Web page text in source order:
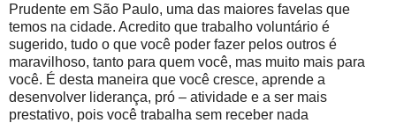
Prudente em São Paulo, uma das maiores favelas que
temos na cidade. Acredito que trabalho voluntário é
sugerido, tudo o que você poder fazer pelos outros é
maravilhoso, tanto para quem você, mas muito mais para
você. É desta maneira que você cresce, aprende a
desenvolver liderança, pró – atividade e a ser mais
prestativo, pois você trabalha sem receber nada